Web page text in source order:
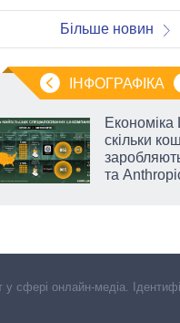
Більше новин
ІНФОГРАФІКА
Економіка
скільки
та
у сфері онлайн-медіа.